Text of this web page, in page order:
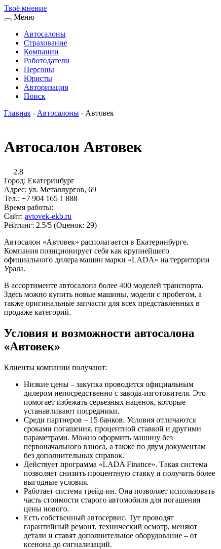
Твоё мнение
Меню
Автосалоны
Страхование
Компании
Работодатели
Персоны
Юристы
Авторизация
Поиск
Главная - Автосалоны - Автовек
Автосалон Автовек
2.8
Город: Екатеринбург
Адрес: ул. Металлургов, 69
Тел.: +7 904 165 1 888
Время работы:
Сайт: avtovek-ekb.ru
Рейтинг: 2.5/5 (Оценок: 29)
Автосалон «Автовек» располагается в Екатеринбурге.
Компания позиционирует себя как крупнейшего
официального дилера машин марки «LADA» на территории
Урала.
В ассортименте автосалона более 400 моделей транспорта.
Здесь можно купить новые машины, модели с пробегом, а
также оригинальные запчасти для всех представленных в
продаже категорий.
Условия и возможности автосалона
«Автовек»
Клиенты компании получают:
Низкие цены – закупка проводится официальным
дилером непосредственно с завода-изготовителя. Это
помогает избежать серьезных наценок, которые
устанавливают посредники.
Среди партнеров – 15 банков. Условия отличаются
сроками погашения, процентной ставкой и другими
параметрами. Можно оформить машину без
первоначального взноса, а также по двум документам
без дополнительных справок.
Действует программа «LADA Finance». Такая система
позволяет снизить процентную ставку и получить более
выгодные условия.
Работает система трейд-ин. Она позволяет использовать
часть стоимости старого автомобиля для погашения
цены нового.
Есть собственный автосервис. Тут проводят
гарантийный ремонт, технический осмотр, меняют
детали и ставят дополнительное оборудование – от
ксенона до сигнализаций.